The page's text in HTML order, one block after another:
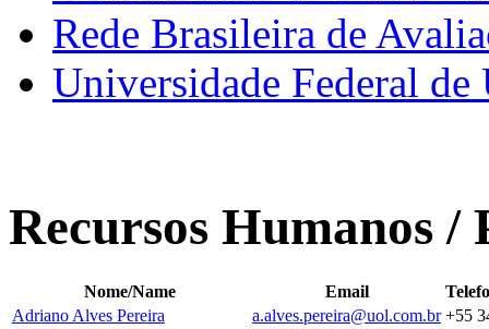
Rede Brasileira de
Universidade Federal de
Recursos Humanos /
Nome/Name Email
Adriano Alves Pereira
a.alves.pereira@uol.com.br +55